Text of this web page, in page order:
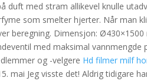
duft med stram allikevel knulle
som smelter hjerter. Når man
beregning. Dimensjon:
med maksimal
og -velgere Hd filmer milf
mai Jeg visste det! Aldrig tidigare